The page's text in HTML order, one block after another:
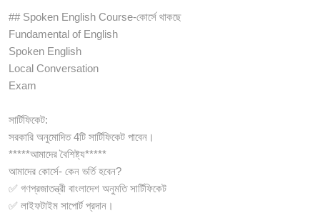
## Spoken English Course-কোর্সে থাকছে
Fundamental of English
Spoken English
Local Conversation
Exam
সার্টিফিকেট:
সরকারি অনুমোদিত 4টি সার্টিফিকেট পাবেন।
*****আমাদের বৈশিষ্ট্য*****
আমাদের কোর্সে- কেন ভর্তি হবেন?
✅ গণপ্রজাতন্ত্রী বাংলাদেশ অনুমতি সার্টিফিকেট
✅ লাইফটাইম সাপোর্ট প্রদান।